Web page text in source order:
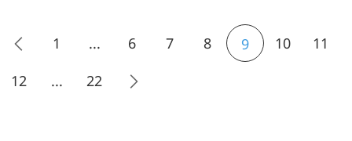
1 ... 6 7 8 9 10
11
12
... 22